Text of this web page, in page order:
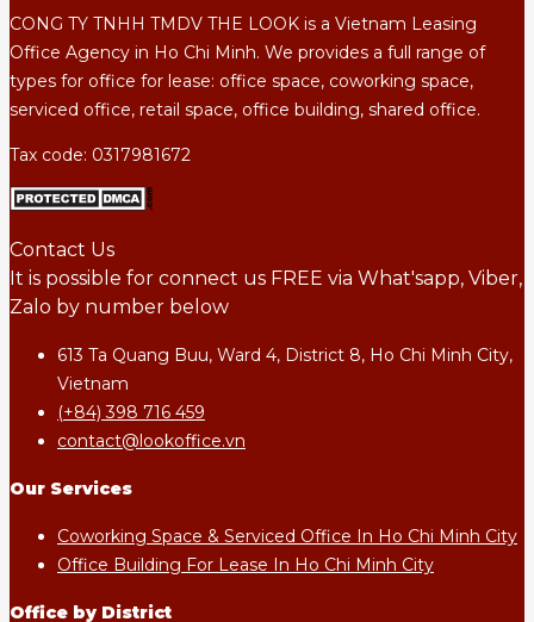
CONG TY TNHH TMDV THE LOOK is a Vietnam Leasing
Office Agency in Ho Chi Minh. We provides a full range of
types for office for lease: office space, coworking space,
serviced office, retail space, office building, shared office.
Tax code: 0317981672
Contact Us
It is possible for connect us FREE via What'sapp, Viber,
Zalo by number below
613 Ta Quang Buu, Ward 4, District 8, Ho Chi Minh City,
Vietnam
(+84) 398 716 459
contact@lookoffice.vn
Our Services
Coworking Space & Serviced Office In Ho Chi Minh City
Office Building For Lease In Ho Chi Minh City
Office by District